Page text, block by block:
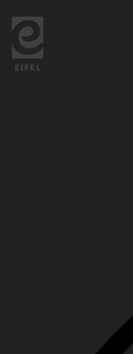
Zurück
zur
Startseite